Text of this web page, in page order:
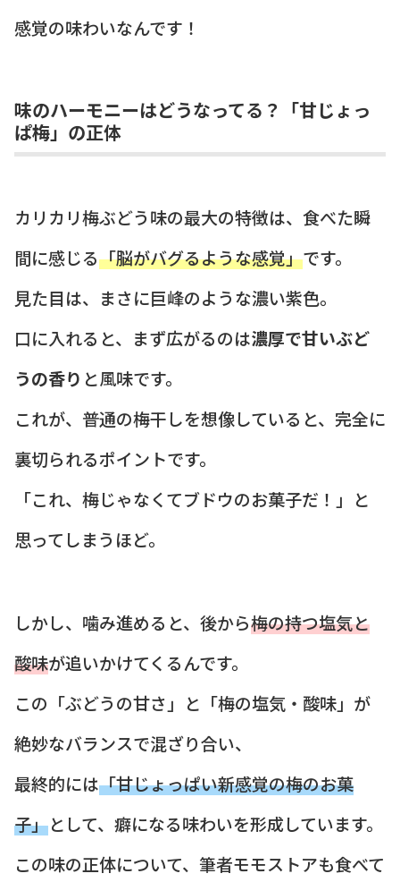
感覚の味わいなんです！
味のハーモニーはどうなってる？「甘じょっ
ぱ梅」の正体
カリカリ梅ぶどう味の最大の特徴は、食べた瞬
間に感じる「脳がバグるような感覚」です。
見た目は、まさに巨峰のような濃い紫色。
口に入れると、まず広がるのは濃厚で甘いぶど
うの香り と風味です。
これが、普通の梅干しを想像していると、完全に
裏切られるポイントです。
「これ、梅じゃなくてブドウのお菓子だ！」と
思ってしまうほど。
しかし、噛み進めると、後から梅の持つ塩気と
酸味が追いかけてくるんです。
この「ぶどうの甘さ」と「梅の塩気・酸味」が
絶妙なバランスで混ざり合い、
最終的には「甘じょっぱい新感覚の梅のお菓
子」として、癖になる味わいを形成しています。
この味の正体について、筆者モモストアも食べて